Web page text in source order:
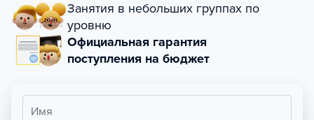
Занятия в небольших группах по
уровню
Официальная гарантия
поступления на бюджет
Имя